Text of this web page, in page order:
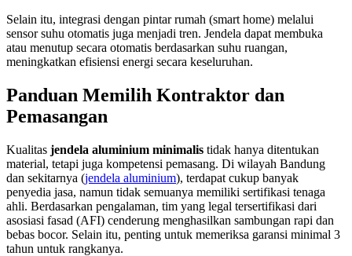
Selain itu, integrasi dengan pintar rumah (smart home) melalui
sensor suhu otomatis juga menjadi tren. Jendela dapat membuka
atau menutup secara otomatis berdasarkan suhu ruangan,
meningkatkan efisiensi energi secara keseluruhan.
Panduan Memilih Kontraktor dan
Pemasangan
Kualitas jendela aluminium minimalis tidak hanya ditentukan
material, tetapi juga kompetensi pemasang. Di wilayah Bandung
dan sekitarnya (jendela aluminium), terdapat cukup banyak
penyedia jasa, namun tidak semuanya memiliki sertifikasi tenaga
ahli. Berdasarkan pengalaman, tim yang legal tersertifikasi dari
asosiasi fasad (AFI) cenderung menghasilkan sambungan rapi dan
bebas bocor. Selain itu, penting untuk memeriksa garansi minimal 3
tahun untuk rangkanya.